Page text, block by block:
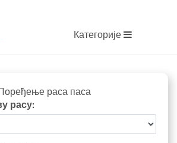
Категорије
раса паса
расу: